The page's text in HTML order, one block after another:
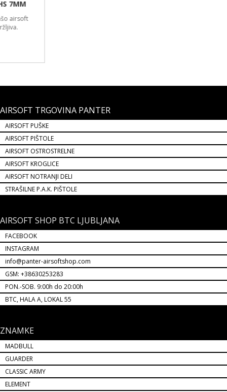
AIRSOFT TRGOVINA PANTER
AIRSOFT PUŠKE
AIRSOFT PIŠTOLE
AIRSOFT OSTROSTRELNE
AIRSOFT KROGLICE
AIRSOFT NOTRANJI DELI
STRAŠILNE P.A.K. PIŠTOLE
AIRSOFT SHOP BTC LJUBLJANA
FACEBOOK
INSTAGRAM
info@panter-airsoftshop.com
GSM: +38630253283
PON.-SOB. 9:00h do 20:00h
BTC, HALA A, LOKAL 55
ZNAMKE
MADBULL
GUARDER
CLASSIC ARMY
ELEMENT